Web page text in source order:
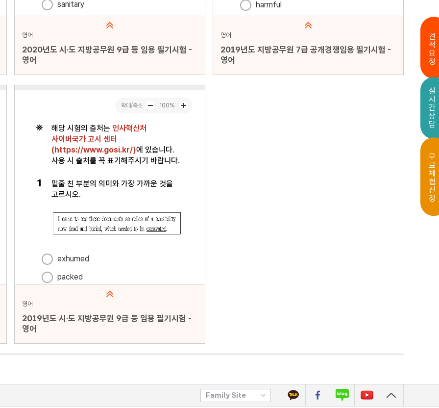
영어
2020년도 시·도 지방공무원 9급 등 임용 필기시험 -
영어
문항수 : 20문항
미리보기
영어
2019년도 지방공무원 7급 공개경쟁임용 필기시험 -
영어
영어
2019년도 시·도 지방공무원 9급 등 임용 필기시험 -
영어
문항수 : 20문항
Family Site
견적요청
실시간상담
무료체험신청